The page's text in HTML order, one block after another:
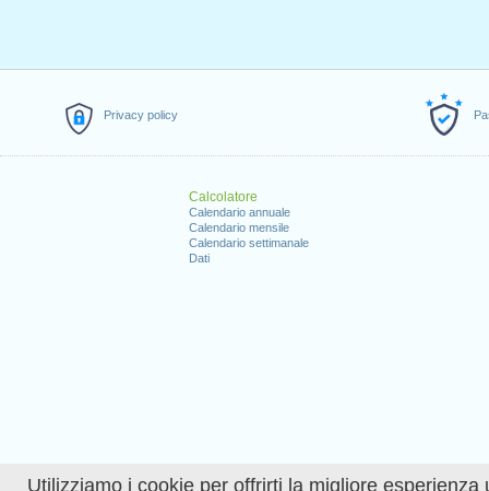
Utilizziamo i cookie per offrirti la migliore
Privacy policy
Calcolatore
Calendario annuale
Calendario mensile
Calendario settimanale
Dati